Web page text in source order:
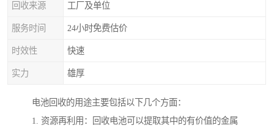
回收来源 工厂及单位
服务时间 24小时免费估价
时效性 快速
实力 雄厚
电池回收的用途主要包括以下几个方面：
1. 资源再利用：回收电池可以提取其中的有价值的金属